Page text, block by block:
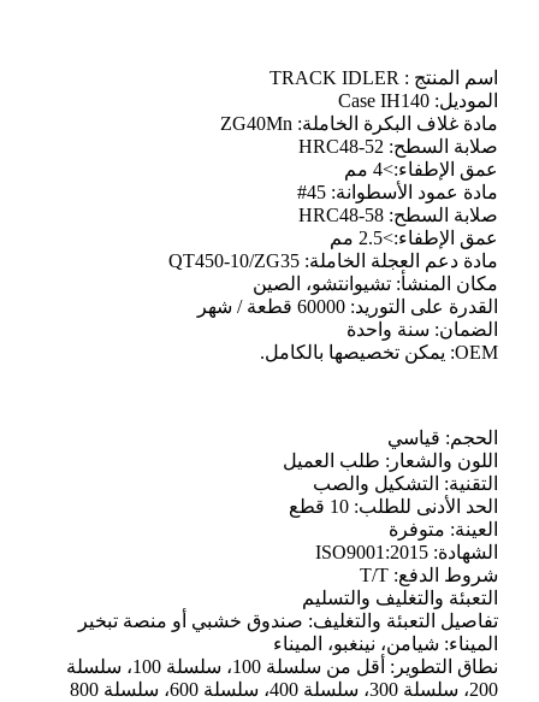
اسم المنتج : TRACK IDLER
الموديل: Case IH140
مادة غلاف البكرة الخاملة: ZG40Mn
صلابة السطح: HRC48-52
عمق الإطفاء:>4 مم
مادة عمود الأسطوانة: 45#
صلابة السطح: HRC48-58
عمق الإطفاء:>2.5 مم
مادة دعم العجلة الخاملة: QT450-10/ZG35
مكان المنشأ: تشيوانتشو، الصين
القدرة على التوريد: 60000 قطعة / شهر
الضمان: سنة واحدة
OEM: يمكن تخصيصها بالكامل.
الحجم: قياسي
اللون والشعار: طلب العميل
التقنية: التشكيل والصب
الحد الأدنى للطلب: 10 قطع
العينة: متوفرة
الشهادة: ISO9001:2015
شروط الدفع: T/T
التعبئة والتغليف والتسليم
تفاصيل التعبئة والتغليف: صندوق خشبي أو منصة تبخير
الميناء: شيامن، نينغبو، الميناء
نطاق التطوير: أقل من سلسلة 100، سلسلة 100، سلسلة
200، سلسلة 300، سلسلة 400، سلسلة 600، سلسلة 800